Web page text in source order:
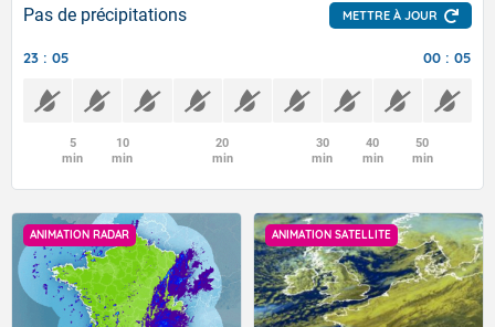
Pas de précipitations METTRE À JOUR
23 : 05 00 : 05
5
min
10
min
20
min
30
min
40
min
50
min
ANIMATION RADAR ANIMATION SATELLITE